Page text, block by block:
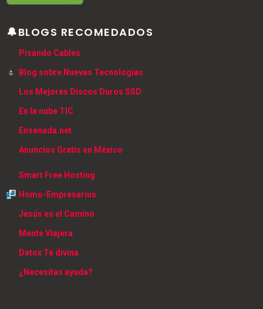
🔔BLOGS RECOMEDADOS
Pisando Cables
Blog sobre Nuevas Tecnologías
Los Mejores Discos Duros SSD
En la nube TIC
Ensenada.net
Anuncios Gratis en México
Smart Free Hosting
Homo-Empresarius
Jesús es el Camino
Mente Viajera
Detox Té divina
¿Necesitas ayuda?